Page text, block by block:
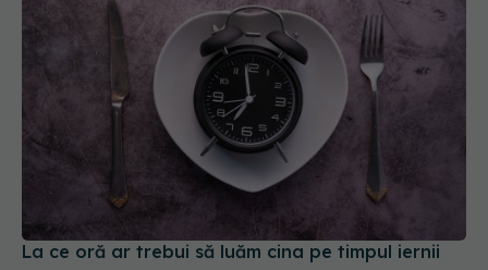
La ce oră ar trebui să luăm cina pe timpul iernii